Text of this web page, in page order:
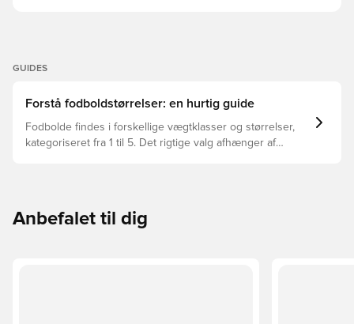
GUIDES
Forstå fodboldstørrelser: en hurtig guide
Fodbolde findes i forskellige vægtklasser og størrelser,
kategoriseret fra 1 til 5. Det rigtige valg afhænger af
Anbefalet til dig